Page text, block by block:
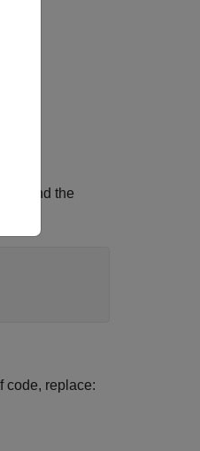
' and the
code, replace: